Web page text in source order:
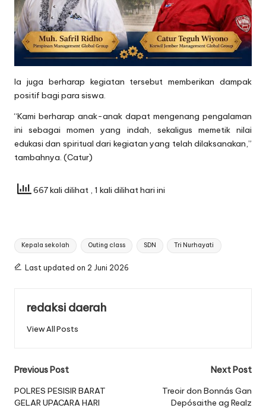
Ia juga berharap kegiatan tersebut memberikan dampak
positif bagi para siswa.
“Kami berharap anak-anak dapat mengenang pengalaman
ini sebagai momen yang indah, sekaligus memetik nilai
edukasi dan spiritual dari kegiatan yang telah dilaksanakan,”
tambahnya. (Catur)
667 kali dilihat , 1 kali dilihat hari ini
Tags:
Kepala sekolah Outing class SDN Tri Nurhayati
Last updated on 2 Juni 2026
redaksi daerah
View All Posts
Post
navigation
Previous Post
POLRES PESISIR BARAT
GELAR UPACARA HARI
Next Post
Treoir don Bonnás Gan
Depósaithe ag Realz